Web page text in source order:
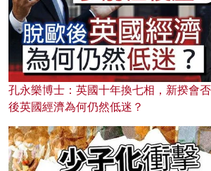
孔永樂博士：英國十年換七相，新揆會
後英國經濟為何仍然低迷？